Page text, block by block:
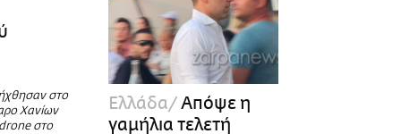
στο
Χανίων
στο
Ελλάδα Απόψε η
γαμήλια τελετή